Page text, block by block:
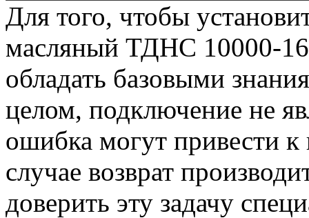
Для того, чтобы
масляный ТДНС 10000-
обладать базовыми
целом, подключение не
ошибка могут привести
случае возврат
доверить эту задачу